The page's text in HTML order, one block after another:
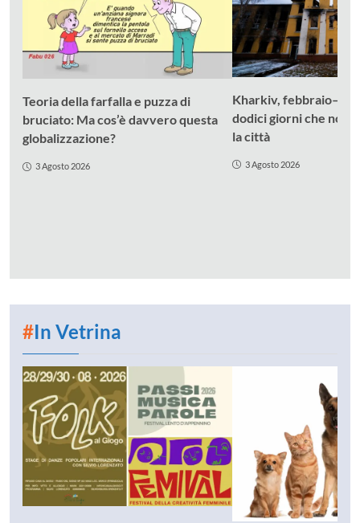
Teoria della farfalla e puzza di
bruciato: Ma cos’è davvero questa
globalizzazione?
3 Agosto 2026
Kharkiv,
dodici giorni che non
la città
3 Agosto 2026
#In Vetrina